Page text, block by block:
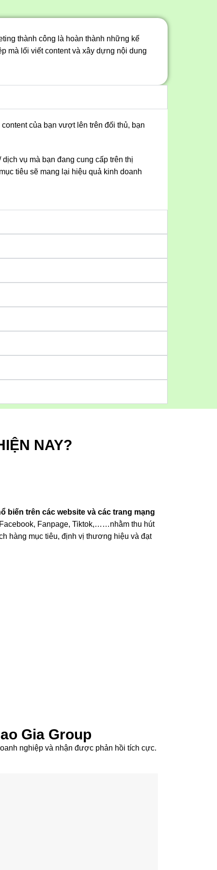
thành công là hoàn thành những kế
mà lối viết content và xây dựng nội dung
của bạn vượt lên trên đối thủ, bạn
vụ mà bạn đang cung cấp trên thị
tiêu sẽ mang lại hiệu quả kinh doanh
NAY?
biến trên các website và các trang mạng
Fanpage, Tiktok,……nhằm thu hút
hàng mục tiêu, định vị thương hiệu và đạt
Gia Group
nghiệp và nhận được phản hồi tích cực.